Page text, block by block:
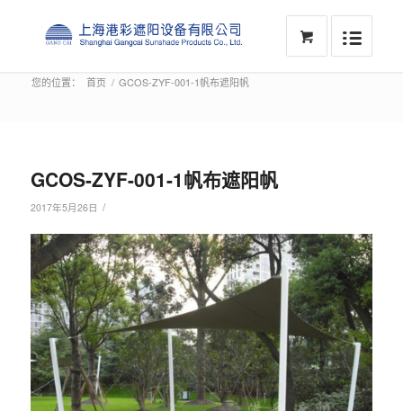
您的位置： 首页 / GCOS-ZYF-001-1帆布遮阳帆
GCOS-ZYF-001-1帆布遮阳帆
2017年5月26日 /